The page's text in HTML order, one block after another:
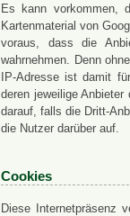
Es kann vorkommen,
Kartenmaterial von
voraus, dass die
wahrnehmen. Denn
IP-Adresse ist damit
deren jeweilige
darauf, falls die Dritt-
die Nutzer darüber auf.
Cookies
Diese Internetpräsenz